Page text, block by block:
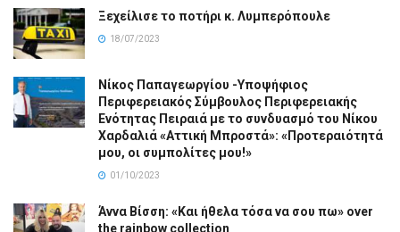
Ξεχείλισε το ποτήρι κ. Λυμπερόπουλε
18/07/2023
Νίκος Παπαγεωργίου -Υποψήφιος
Περιφερειακός Σύμβουλος Περιφερειακής
Ενότητας Πειραιά με το συνδυασμό του Νίκου
Χαρδαλιά «Αττική Μπροστά»: «Προτεραιότητά
μου, οι συμπολίτες μου!»
01/10/2023
Άννα Βίσση: «Και ήθελα τόσα να σου πω» over
the rainbow collection